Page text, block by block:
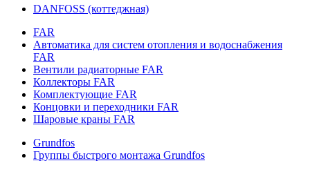
DANFOSS (коттеджная)
FAR
Автоматика для систем отопления и водоснабжения
FAR
Вентили радиаторные FAR
Коллекторы FAR
Комплектующие FAR
Концовки и переходники FAR
Шаровые краны FAR
Grundfos
Группы быстрого монтажа Grundfos